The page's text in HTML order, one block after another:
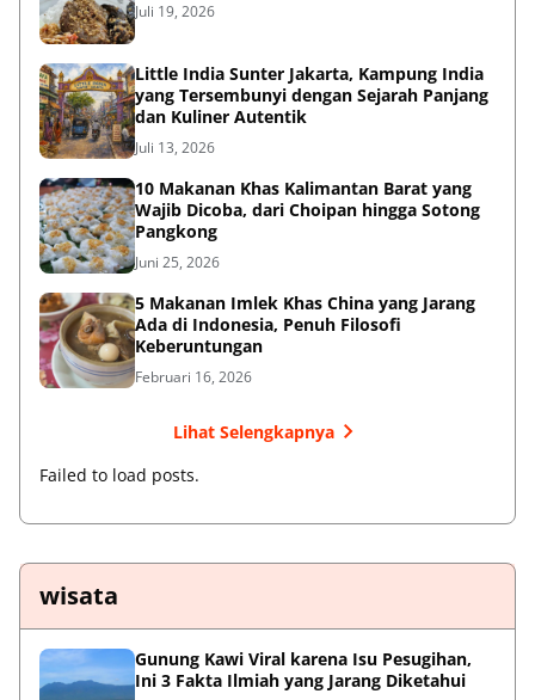
Juli 19, 2026
Little India Sunter Jakarta, Kampung India
yang Tersembunyi dengan Sejarah Panjang
dan Kuliner Autentik
Juli 13, 2026
10 Makanan Khas Kalimantan Barat yang
Wajib Dicoba, dari Choipan hingga Sotong
Pangkong
Juni 25, 2026
5 Makanan Imlek Khas China yang Jarang
Ada di Indonesia, Penuh Filosofi
Keberuntungan
Februari 16, 2026
Lihat Selengkapnya
Failed to load posts.
wisata
Gunung Kawi Viral karena Isu Pesugihan,
Ini 3 Fakta Ilmiah yang Jarang Diketahui